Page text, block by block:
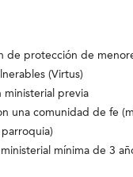
de protección de
(Virtus)
ministerial previa
una comunidad de fe
mínima de 3